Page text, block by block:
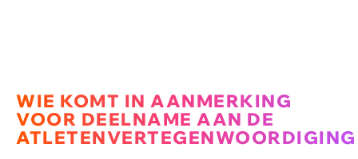
WIE KOMT IN AANMERKING
VOOR DEELNAME AAN DE
ATLETENVERTEGENWOORDIGING